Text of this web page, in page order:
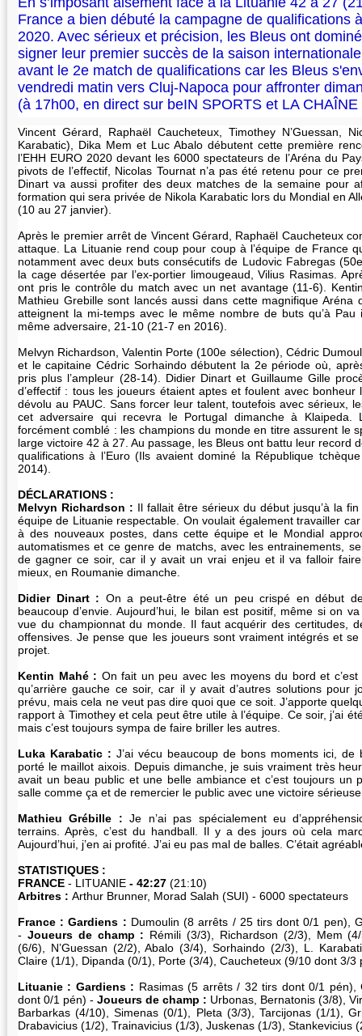
France a bien débuté la campagne de qualifications
2020. Avec sérieux et précision, les Bleus ont
signer leur premier succès de la saison
avant le 2e match de qualifications car les Bleus
vendredi matin vers Cluj-Napoca pour affronter
(à 17h00, en direct sur beIN SPORTS et LA
Vincent Gérard, Raphaël Caucheteux, Timothey N’Guessan,
Karabatic), Dika Mem et Luc Abalo débutent cette première
l’EHH EURO 2020 devant les 6000 spectateurs de l’Aréna du
pivots de l’effectif, Nicolas Tournat n’a pas été retenu pour ce
Dinart va aussi profiter des deux matches de la semaine pour
formation qui sera privée de Nikola Karabatic lors du Mondial en
(10 au 27 janvier).
Après le premier arrêt de Vincent Gérard, Raphaël Caucheteux
attaque. La Lituanie rend coup pour coup à l’équipe de France
notamment avec deux buts consécutifs de Ludovic Fabregas
la cage désertée par l’ex-portier limougeaud, Vilius Rasimas.
ont pris le contrôle du match avec un net avantage (11-6).
Mathieu Grebille sont lancés aussi dans cette magnifique Aréna
atteignent la mi-temps avec le même nombre de buts qu’à
même adversaire, 21-10 (21-7 en 2016).
Melvyn Richardson, Valentin Porte (100e sélection), Cédric
et le capitaine Cédric Sorhaindo débutent la 2e période où,
pris plus l’ampleur (28-14). Didier Dinart et Guillaume Gille
d’effectif : tous les joueurs étaient aptes et foulent avec bonheur
dévolu au PAUC. Sans forcer leur talent, toutefois avec sérieux,
cet adversaire qui recevra le Portugal dimanche à Klaipeda.
forcément comblé : les champions du monde en titre assurent le
large victoire 42 à 27. Au passage, les Bleus ont battu leur record
qualifications à l’Euro (Ils avaient dominé la République
2014).
DÉCLARATIONS :
Melvyn Richardson : Il fallait être sérieux du début jusqu’à la
équipe de Lituanie respectable. On voulait également travailler
à des nouveaux postes, dans cette équipe et le Mondial
automatismes et ce genre de matchs, avec les entrainements,
de gagner ce soir, car il y avait un vrai enjeu et il va falloir
mieux, en Roumanie dimanche.
Didier Dinart : On a peut-être été un peu crispé en début
beaucoup d’envie. Aujourd’hui, le bilan est positif, même si on
vue du championnat du monde. Il faut acquérir des certitudes,
offensives. Je pense que les joueurs sont vraiment intégrés et
projet.
Kentin Mahé : On fait un peu avec les moyens du bord et
qu’arrière gauche ce soir, car il y avait d’autres solutions pour
prévu, mais cela ne veut pas dire quoi que ce soit. J’apporte
rapport à Timothey et cela peut être utile à l’équipe. Ce soir, j’ai
mais c’est toujours sympa de faire briller les autres.
Luka Karabatic : J’ai vécu beaucoup de bons moments ici, de
porté le maillot aixois. Depuis dimanche, je suis vraiment très
avait un beau public et une belle ambiance et c’est toujours un
salle comme ça et de remercier le public avec une victoire
Mathieu Grébille : Je n’ai pas spécialement eu
terrains. Après, c’est du handball. Il y a des jours où cela
Aujourd’hui, j’en ai profité. J’ai eu pas mal de balles. C’était
STATISTIQUES :
FRANCE - LITUANIE - 42:27 (21:10)
Arbitres : Arthur Brunner, Morad Salah (SUI) - 6000 spectateurs
France : Gardiens : Dumoulin (8 arrêts / 25 tirs dont 0/1 pen),
- Joueurs de champ : Rémili (3/3), Richardson (2/3), Mem
(6/6), N’Guessan (2/2), Abalo (3/4), Sorhaindo (2/3), L.
Claire (1/1), Dipanda (0/1), Porte (3/4), Caucheteux (9/10 dont 3/3
Lituanie : Gardiens : Rasimas (5 arrêts / 32 tirs dont 0/1
dont 0/1 pén) - Joueurs de champ : Urbonas, Bernatonis (3/8),
Barbarkas (4/10), Simenas (0/1), Pleta (3/3), Tarcijonas (1/1),
Drabavicius (1/2), Trainavicius (1/3), Juskenas (1/3), Stankevicius